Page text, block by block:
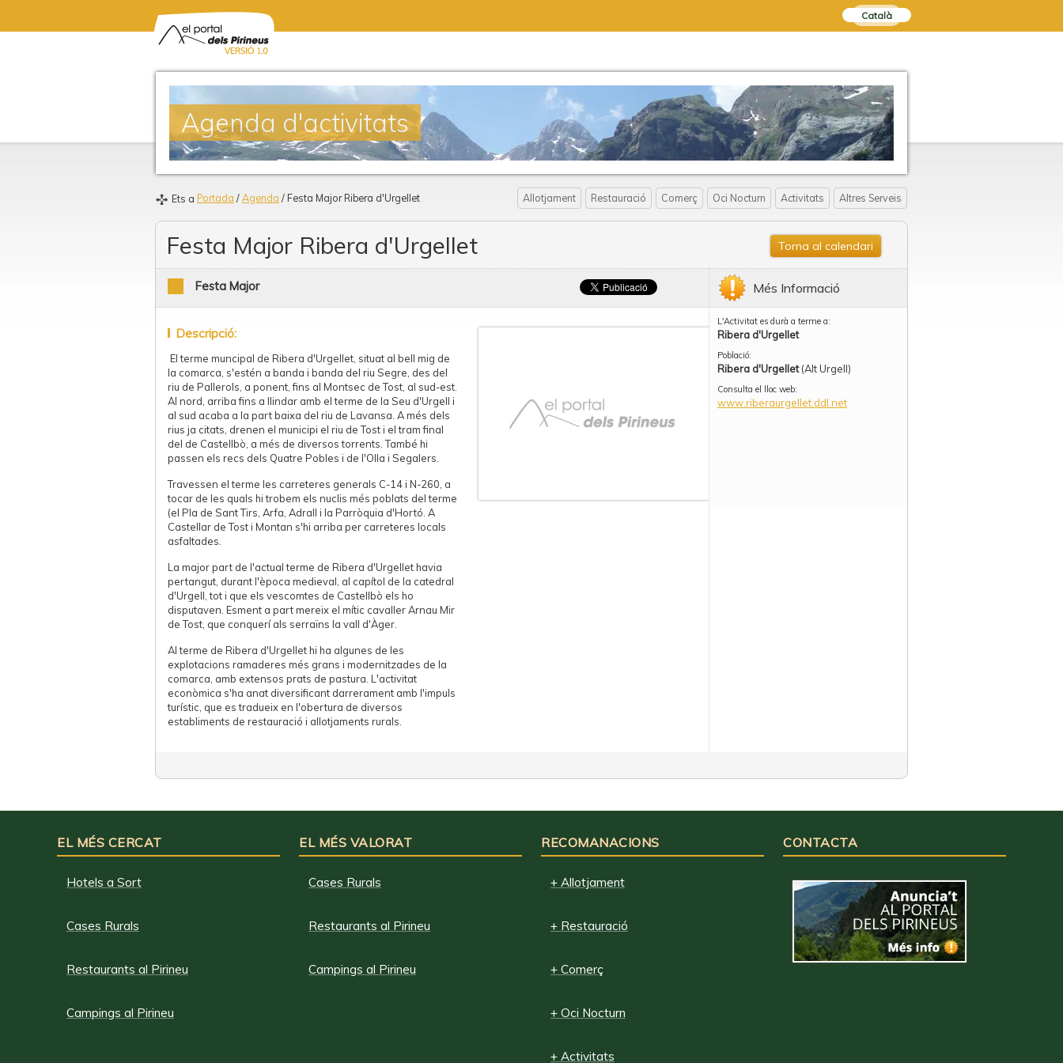
Català
Agenda d'activitats
Ets a Portada / Agenda / Festa Major Ribera d'Urgellet Allotjament Restauració Comerç Oci Nocturn Activitats Altres Serveis
Festa Major Ribera d'Urgellet Torna al calendari
Festa Major
Descripció:
El terme muncipal de Ribera d'Urgellet, situat al bell mig de
la comarca, s'estén a banda i banda del riu Segre, des del
riu de Pallerols, a ponent, fins al Montsec de Tost, al sud-est.
Al nord, arriba fins a llindar amb el terme de la Seu d'Urgell i
al sud acaba a la part baixa del riu de Lavansa. A més dels
rius ja citats, drenen el municipi el riu de Tost i el tram final
del de Castellbò, a més de diversos torrents. També hi
passen els recs dels Quatre Pobles i de l'Olla i Segalers.
Travessen el terme les carreteres generals C-14 i N-260, a
tocar de les quals hi trobem els nuclis més poblats del terme
(el Pla de Sant Tirs, Arfa, Adrall i la Parròquia d'Hortó. A
Castellar de Tost i Montan s'hi arriba per carreteres locals
asfaltades.
La major part de l'actual terme de Ribera d'Urgellet havia
pertangut, durant l'època medieval, al capítol de la catedral
d'Urgell, tot i que els vescomtes de Castellbò els ho
disputaven. Esment a part mereix el mític cavaller Arnau Mir
de Tost, que conquerí als serraïns la vall d'Àger.
Al terme de Ribera d'Urgellet hi ha algunes de les
explotacions ramaderes més grans i modernitzades de la
comarca, amb extensos prats de pastura. L'activitat
econòmica s'ha anat diversificant darrerament amb l'impuls
turístic, que es tradueix en l'obertura de diversos
establiments de restauració i allotjaments rurals.
Més Informació
L'Activitat es durà a terme a:
Ribera d'Urgellet
Població:
Ribera d'Urgellet(Alt Urgell)
Consulta el lloc web:
www.riberaurgellet.ddl.net
EL MÉS CERCAT
Hotels a Sort
Cases Rurals
Restaurants al Pirineu
Campings al Pirineu
EL MÉS VALORAT
Cases Rurals
Restaurants al Pirineu
Campings al Pirineu
RECOMANACIONS
+ Allotjament
+ Restauració
+ Comerç
+ Oci Nocturn
+ Activitats
CONTACTA